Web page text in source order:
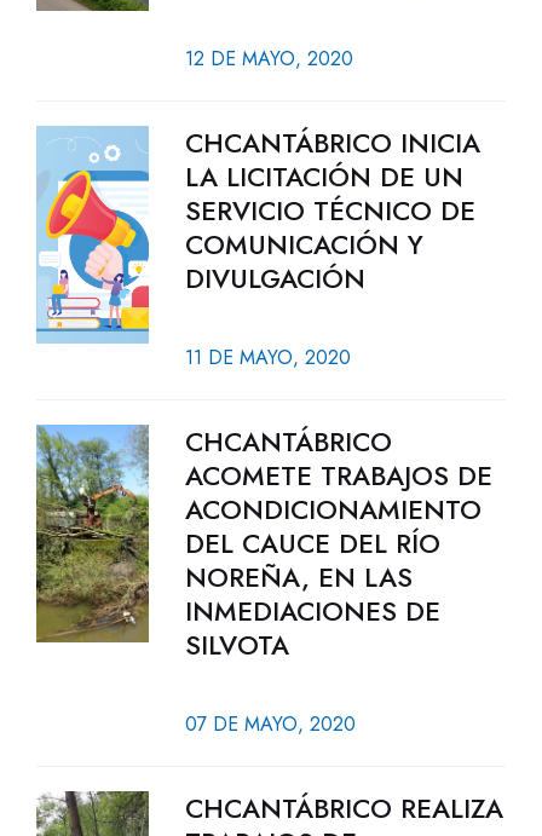
12 DE MAYO, 2020
CHCANTÁBRICO INICIA
LA LICITACIÓN DE UN
SERVICIO TÉCNICO DE
COMUNICACIÓN Y
DIVULGACIÓN
11 DE MAYO, 2020
CHCANTÁBRICO
ACOMETE TRABAJOS DE
ACONDICIONAMIENTO
DEL CAUCE DEL RÍO
NOREÑA, EN LAS
INMEDIACIONES DE
SILVOTA
07 DE MAYO, 2020
CHCANTÁBRICO REALIZA